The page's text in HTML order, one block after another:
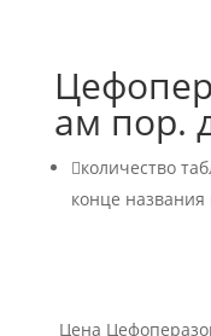
ам пор.
количество
конце
Цена